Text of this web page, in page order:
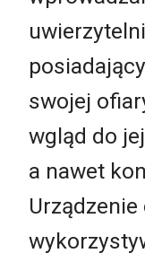
swojej
wgląd do
a nawet